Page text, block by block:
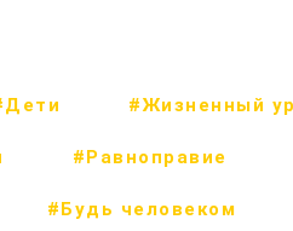
#Жизненный
#Равноправие
#Будь человеком